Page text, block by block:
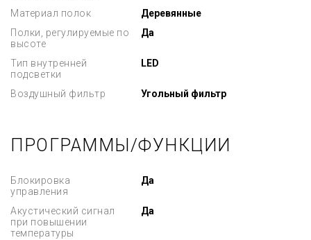
Материал полок
Деревянные
Полки, регулируемые по
высоте
Да
Тип внутренней
подсветки
LED
Воздушный фильтр Угольный фильтр
ПРОГРАММЫ/ФУНКЦИИ
Блокировка
управления
Да
Акустический сигнал
при повышении
температуры
Да